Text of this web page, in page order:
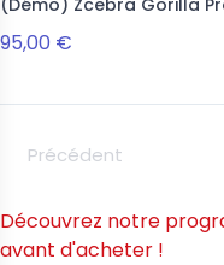
Découvrez notre
avant d'acheter !
(Démo) Zcebra Gorilla
95,00 €
Précédent